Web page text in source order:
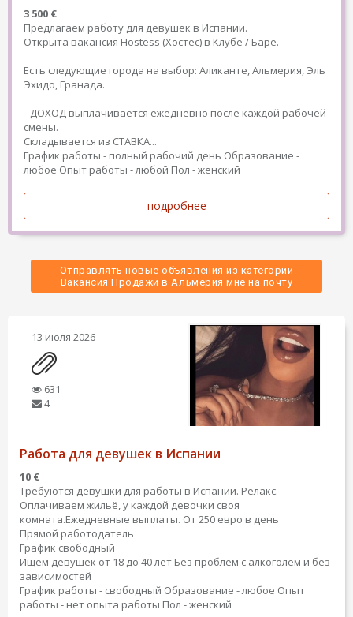
3 500 €
Предлагаем работу для девушек в Испании.
Открыта вакансия Hostess (Хостес) в Клубе / Баре.
Есть следующие города на выбор: Аликанте, Альмерия, Эль
Эхидо, Гранада.
ДОХОД выплачивается ежедневно после каждой рабочей
смены.
Складывается из СТАВКА...
График работы - полный рабочий день Образование -
любое Опыт работы - любой Пол - женский
подробнее
Отправлять новые объявления из категории
Вакансия Продажи в Альмерия мне на почту
13 июля 2026
631
4
Работа для девушек в Испании
10 €
Требуются девушки для работы в Испании. Релакс.
Оплачиваем жильё, у каждой девочки своя
комната.Ежедневные выплаты. От 250 евро в день
Прямой работодатель
График свободный
Ищем девушек от 18 до 40 лет Без проблем с алкоголем и без
зависимостей
График работы - свободный Образование - любое Опыт
работы - нет опыта работы Пол - женский